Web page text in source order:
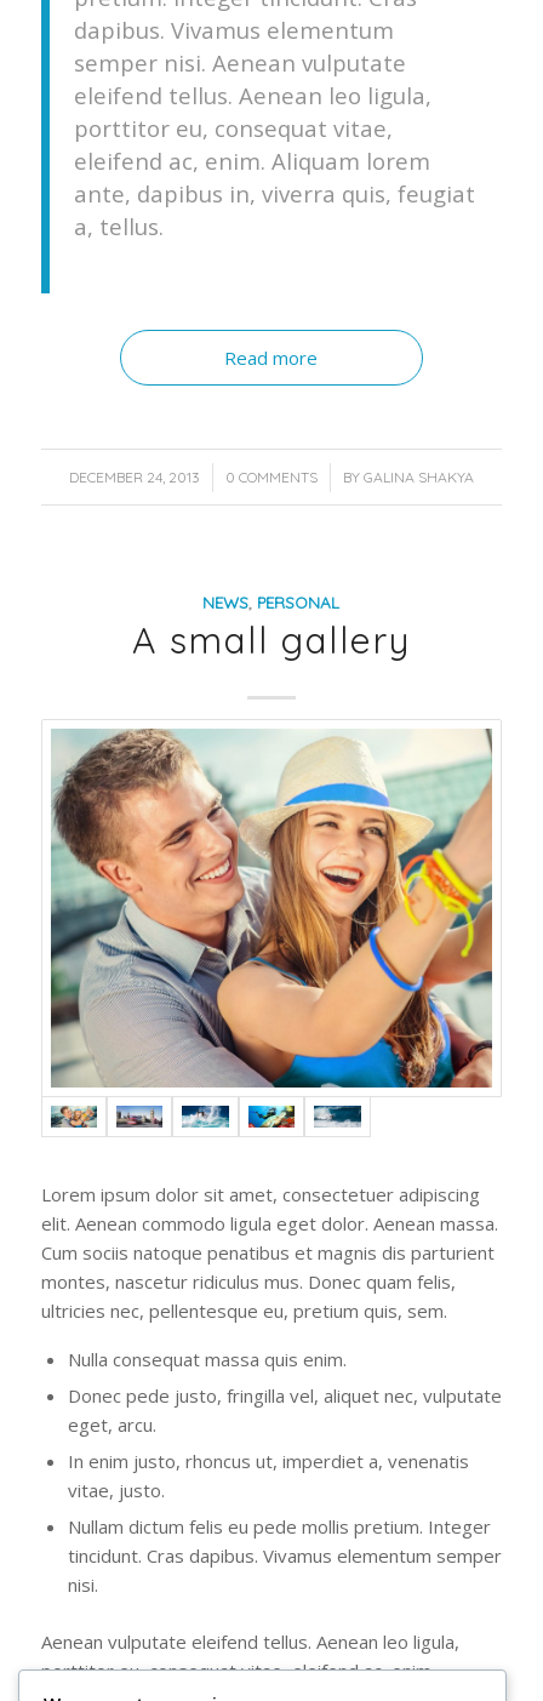
dapibus. Vivamus elementum
semper nisi. Aenean vulputate
eleifend tellus. Aenean leo ligula,
porttitor eu, consequat vitae,
eleifend ac, enim. Aliquam lorem
ante, dapibus in, viverra quis, feugiat
a, tellus.
Read more
DECEMBER 24, 2013
/ 0 COMMENTS
/ BY GALINA SHAKYA
NEWS, PERSONAL
A small gallery
Lorem ipsum dolor sit amet, consectetuer adipiscing
elit. Aenean commodo ligula eget dolor. Aenean massa.
Cum sociis natoque penatibus et magnis dis parturient
montes, nascetur ridiculus mus. Donec quam felis,
ultricies nec, pellentesque eu, pretium quis, sem.
Nulla consequat massa quis enim.
Donec pede justo, fringilla vel, aliquet nec, vulputate
eget, arcu.
In enim justo, rhoncus ut, imperdiet a, venenatis
vitae, justo.
Nullam dictum felis eu pede mollis pretium. Integer
tincidunt. Cras dapibus. Vivamus elementum semper
nisi.
Aenean vulputate eleifend tellus. Aenean leo ligula,
porttitor eu, consequat vitae, eleifend ac, enim.